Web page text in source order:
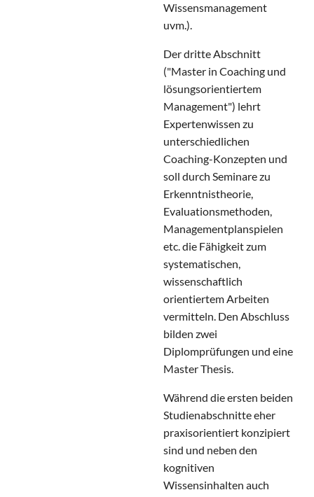
Wissensmanagement
uvm.).
Der dritte Abschnitt
("Master in Coaching und
lösungsorientiertem
Management") lehrt
Expertenwissen zu
unterschiedlichen
Coaching-Konzepten und
soll durch Seminare zu
Erkenntnistheorie,
Evaluationsmethoden,
Managementplanspielen
etc. die Fähigkeit zum
systematischen,
wissenschaftlich
orientiertem Arbeiten
vermitteln. Den Abschluss
bilden zwei
Diplomprüfungen und eine
Master Thesis.
Während die ersten beiden
Studienabschnitte eher
praxisorientiert konzipiert
sind und neben den
kognitiven
Wissensinhalten auch